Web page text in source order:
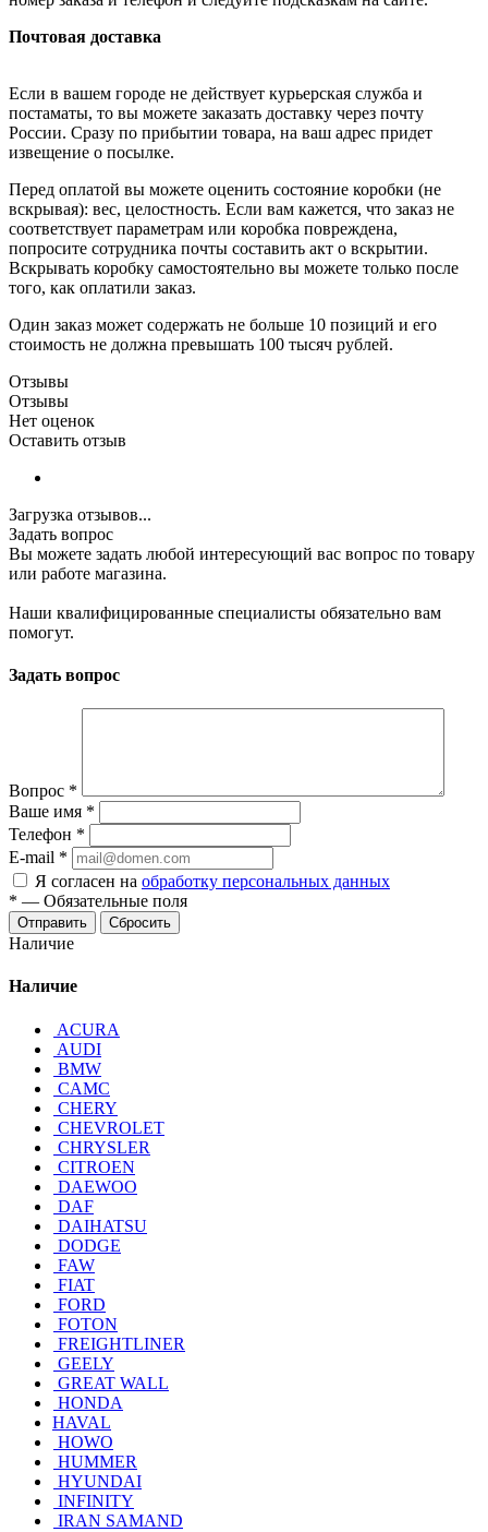
Почтовая доставка
Если в вашем городе не действует курьерская служба и
постаматы, то вы можете заказать доставку через почту
России. Сразу по прибытии товара, на ваш адрес придет
извещение о посылке.
Перед оплатой вы можете оценить состояние коробки (не
вскрывая): вес, целостность. Если вам кажется, что заказ не
соответствует параметрам или коробка повреждена,
попросите сотрудника почты составить акт о вскрытии.
Вскрывать коробку самостоятельно вы можете только после
того, как оплатили заказ.
Один заказ может содержать не больше 10 позиций и его
стоимость не должна превышать 100 тысяч рублей.
Отзывы
Отзывы
Нет оценок
Оставить отзыв
Загрузка отзывов...
Задать вопрос
Вы можете задать любой интересующий вас вопрос по товару
или работе магазина.
Наши квалифицированные специалисты обязательно вам
помогут.
Задать вопрос
Вопрос *
Ваше имя *
Телефон *
E-mail *
Я согласен на обработку персональных данных
* — Обязательные поля
Отправить Сбросить
Наличие
Наличие
ACURA
AUDI
BMW
CAMC
CHERY
CHEVROLET
CHRYSLER
CITROEN
DAEWOO
DAF
DAIHATSU
DODGE
FAW
FIAT
FORD
FOTON
FREIGHTLINER
GEELY
GREAT WALL
HONDA
HAVAL
HOWO
HUMMER
HYUNDAI
INFINITY
IRAN SAMAND